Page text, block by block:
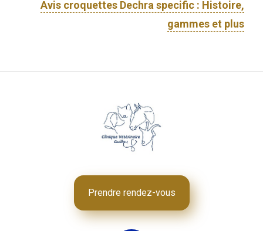
Avis croquettes Dechra specific : Histoire,
gammes et plus
Prendre rendez-vous